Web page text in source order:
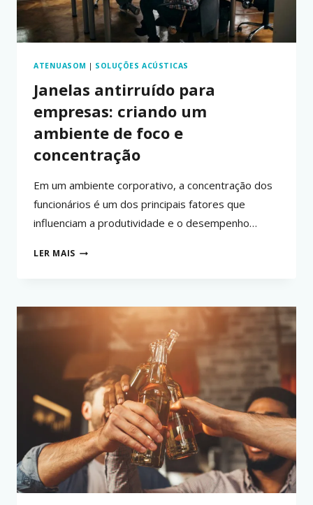
ATENUASOM | SOLUÇÕES ACÚSTICAS
Janelas antirruído para
empresas: criando um
ambiente de foco e
concentração
Em um ambiente corporativo, a concentração dos
funcionários é um dos principais fatores que
influenciam a produtividade e o desempenho…
LER MAISJANELAS
CRIANDO
AMBIENTE
E
CONCENTRAÇÃO